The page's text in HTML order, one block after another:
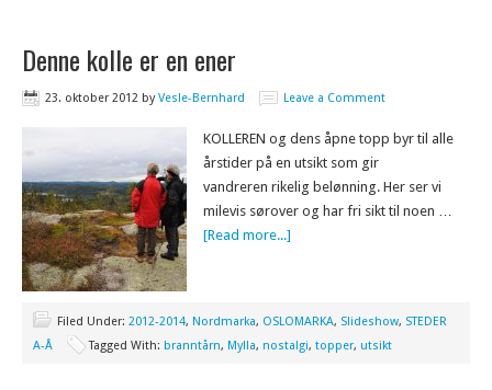
Denne kolle er en ener
23. oktober 2012 byVesle-Bernhard Leave a Comment
KOLLEREN og dens åpne topp byr til alle
årstider på en utsikt som gir
vandreren rikelig belønning. Her ser vi
milevis sørover og har fri sikt til noen …
[Read more...]
Filed Under: 2012-2014, Nordmarka, OSLOMARKA, Slideshow, STEDER
A-Å
Tagged With: branntårn, Mylla, nostalgi, topper, utsikt